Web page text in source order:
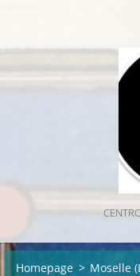
Homepage > Moselle